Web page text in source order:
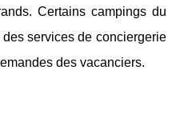
Certains campings du
des services de conciergerie
des vacanciers.